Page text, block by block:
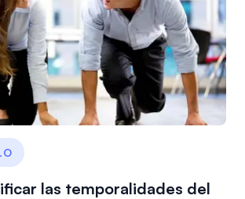
las temporalidades del